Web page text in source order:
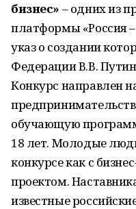
бизнес» – одних из
платформы «Россия
указ о создании
Федерации В.В.
Конкурс направлен
обучающую
18 лет. Молодые
конкурсе как с
проектом.
известные